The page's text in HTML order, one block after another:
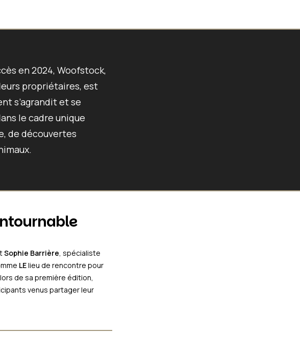
en 2024, Woofstock,
propriétaires, est
s’agrandit et se
le cadre unique
de découvertes
Sophie Barrière, spécialiste
LElieu de rencontre pour
de sa première édition,
venus partager leur